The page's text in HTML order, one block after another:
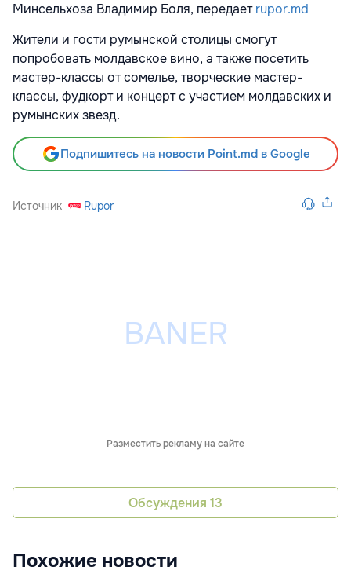
Минсельхоза Владимир Боля, передаетrupor.md
Жители и гости румынской столицы смогут
попробовать молдавское вино, а также посетить
мастер-классы от сомелье, творческие мастер-
классы, фудкорт и концерт с участием молдавских и
румынских звезд.
Подпишитесь на новости Point.md в Google
Источник Rupor
Разместить рекламу на сайте
Обсуждения 13
Похожие новости